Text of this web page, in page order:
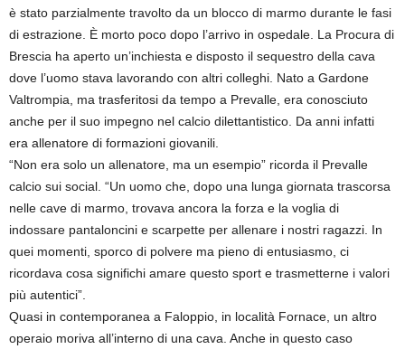
è stato parzialmente travolto da un blocco di marmo durante le fasi
di estrazione. È morto poco dopo l’arrivo in ospedale. La Procura di
Brescia ha aperto un’inchiesta e disposto il sequestro della cava
dove l’uomo stava lavorando con altri colleghi. Nato a Gardone
Valtrompia, ma trasferitosi da tempo a Prevalle, era conosciuto
anche per il suo impegno nel calcio dilettantistico. Da anni infatti
era allenatore di formazioni giovanili.
“Non era solo un allenatore, ma un esempio” ricorda il Prevalle
calcio sui social. “Un uomo che, dopo una lunga giornata trascorsa
nelle cave di marmo, trovava ancora la forza e la voglia di
indossare pantaloncini e scarpette per allenare i nostri ragazzi. In
quei momenti, sporco di polvere ma pieno di entusiasmo, ci
ricordava cosa significhi amare questo sport e trasmetterne i valori
più autentici”.
Quasi in contemporanea a Faloppio, in località Fornace, un altro
operaio moriva all’interno di una cava. Anche in questo caso